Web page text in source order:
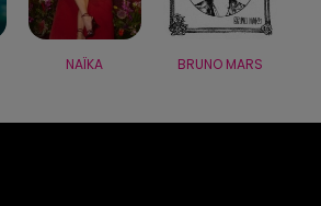
NAÏKA BRUNO MARS